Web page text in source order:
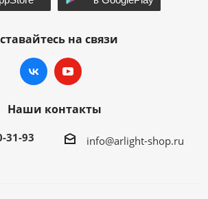
на связи
Наши контакты
31-93 info@arlight-shop.ru